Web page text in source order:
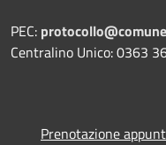
PEC:
Centralino Unico: 0363
Prenotazione